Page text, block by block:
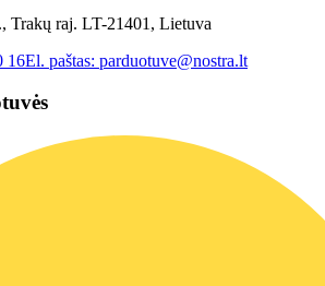
Trakų raj. LT-21401, Lietuva
16El. paštas: parduotuve@nostra.lt